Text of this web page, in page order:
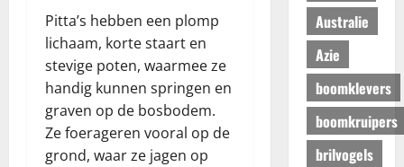
Pitta’s hebben een plomp
lichaam, korte staart en
stevige poten, waarmee ze
handig kunnen springen en
graven op de bosbodem.
Ze foerageren vooral op de
grond, waar ze jagen op
Australie
Azie
boomklevers
boomkruipers
brilvogels